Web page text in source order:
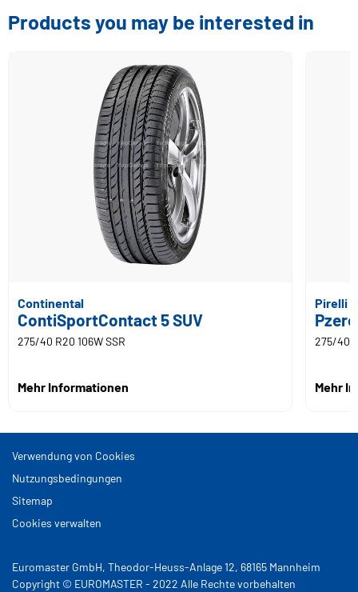
Products you may be interested in
Continental
ContiSportContact 5 SUV
275/40 R20 106W SSR
Mehr Informationen
Pirelli
Pzero
275/40
Mehr
Verwendung von Cookies
Nutzungsbedingungen
Sitemap
Cookies verwalten
Euromaster GmbH, Theodor-Heuss-Anlage 12, 68165 Mannheim
Copyright © EUROMASTER - 2022 Alle Rechte vorbehalten